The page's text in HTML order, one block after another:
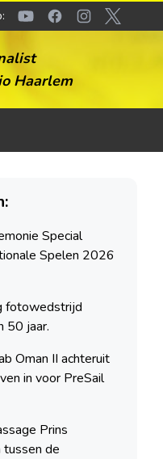
YoutubeFacebookInstagram
Twitter
Haarlem
Special
Spelen 2026
fotowedstrijd
50 jaar.
Oman II achteruit
in voor PreSail
Prins
tussen de